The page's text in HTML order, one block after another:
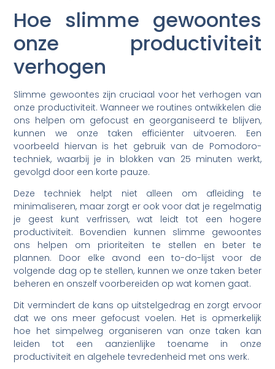
Hoe slimme gewoontes
onze productiviteit
verhogen
Slimme gewoontes zijn cruciaal voor het verhogen van
onze productiviteit. Wanneer we routines ontwikkelen die
ons helpen om gefocust en georganiseerd te blijven,
kunnen we onze taken efficiënter uitvoeren. Een
voorbeeld hiervan is het gebruik van de Pomodoro-
techniek, waarbij je in blokken van 25 minuten werkt,
gevolgd door een korte pauze.
Deze techniek helpt niet alleen om afleiding te
minimaliseren, maar zorgt er ook voor dat je regelmatig
je geest kunt verfrissen, wat leidt tot een hogere
productiviteit. Bovendien kunnen slimme gewoontes
ons helpen om prioriteiten te stellen en beter te
plannen. Door elke avond een to-do-lijst voor de
volgende dag op te stellen, kunnen we onze taken beter
beheren en onszelf voorbereiden op wat komen gaat.
Dit vermindert de kans op uitstelgedrag en zorgt ervoor
dat we ons meer gefocust voelen. Het is opmerkelijk
hoe het simpelweg organiseren van onze taken kan
leiden tot een aanzienlijke toename in onze
productiviteit en algehele tevredenheid met ons werk.